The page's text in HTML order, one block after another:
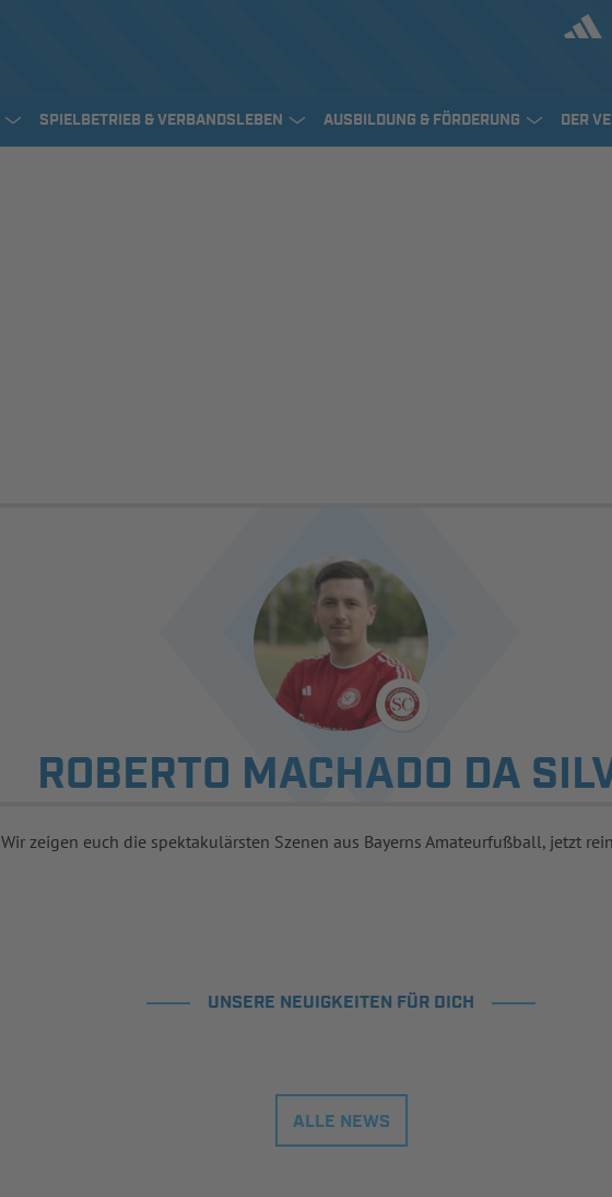
SPIELBETRIEB & VERBANDSLEBEN AUSBILDUNG & FÖRDERUNG DER
ROBERTO MACHADO DA
Wir zeigen euch die spektakulärsten Szenen aus Bayerns Amateurfußball, jetzt
UNSERE NEUIGKEITEN FÜR DICH
ALLE NEWS